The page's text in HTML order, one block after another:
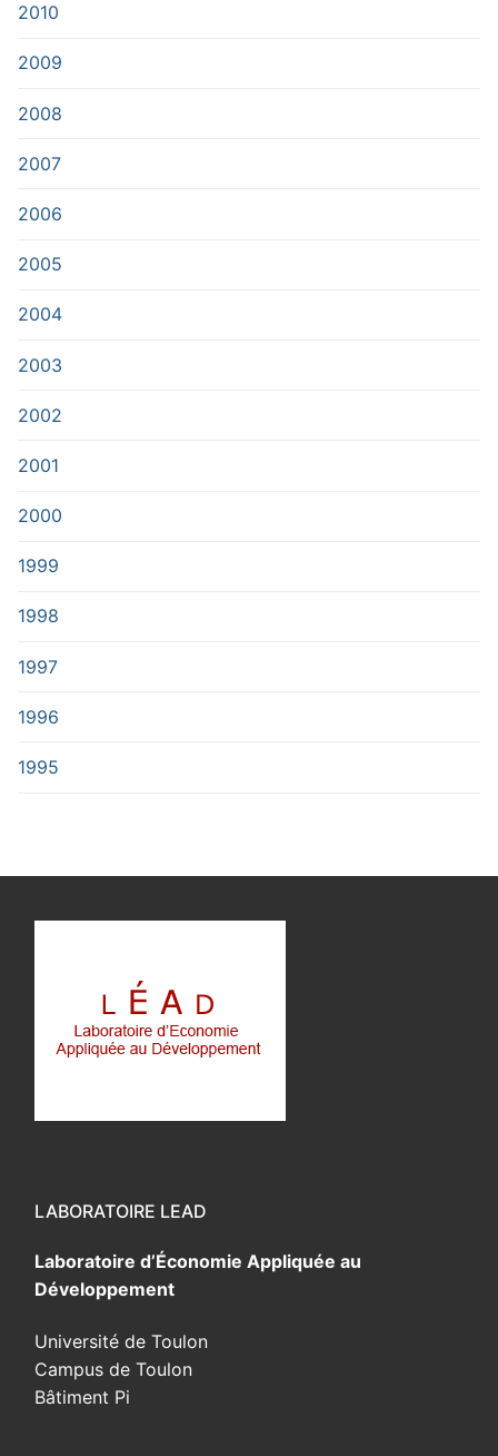
2010
2009
2008
2007
2006
2005
2004
2003
2002
2001
2000
1999
1998
1997
1996
1995
LABORATOIRE LEAD
Laboratoire d’Économie Appliquée au
Développement
Université de Toulon
Campus de Toulon
Bâtiment Pi